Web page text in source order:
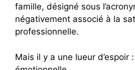
famille, désigné sous
négativement associé à la
professionnelle.
Mais il y a une lueur d’espoir